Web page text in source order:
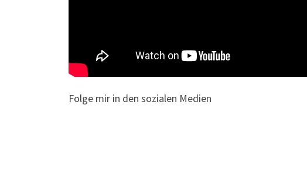
Folge mir in den sozialen Medien